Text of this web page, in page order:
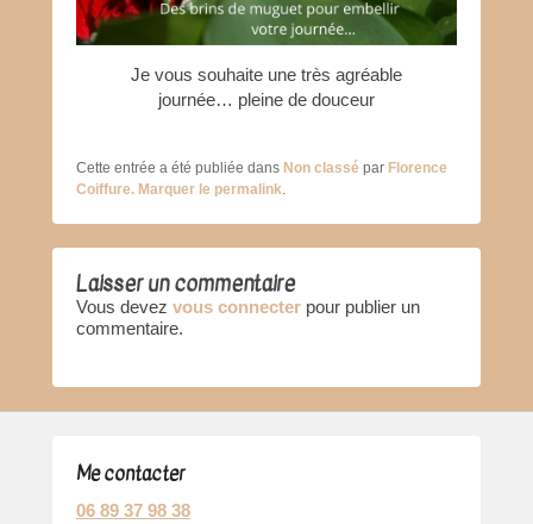
Je vous souhaite une très agréable
journée… pleine de douceur
Cette entrée a été publiée dans Non classé par Florence
Coiffure. Marquer le permalink.
Laisser un commentaire
Vous devez vous connecter pour publier un
commentaire.
Me contacter
06 89 37 98 38